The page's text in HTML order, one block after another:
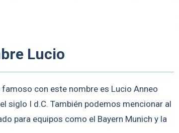
Lucio
con este nombre es Lucio Anneo
siglo I d.C. También podemos mencionar al
para equipos como el Bayern Munich y la